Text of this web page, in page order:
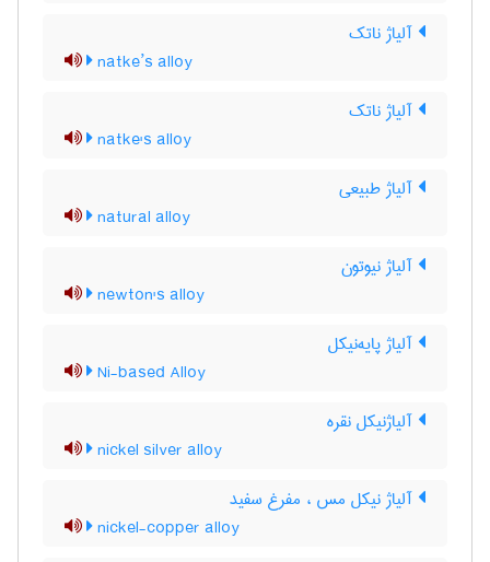
آلیاژ ناتک
natke’s alloy
آلیاژ ناتک
natke's alloy
آلیاژ طبیعی
natural alloy
آلیاژ نیوتون
newton's alloy
آلیاژ پایه‌نیکل
Ni-based Alloy
آلیاژنیکل نقره
nickel silver alloy
آلیاژ نیکل مس ، مفرغ سفید
nickel-copper alloy